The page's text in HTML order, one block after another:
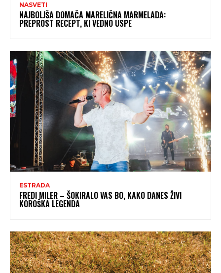
NASVETI
NAJBOLJŠA DOMAČA MARELIČNA MARMELADA:
PREPROST RECEPT, KI VEDNO USPE
ESTRADA
FREDI MILER – ŠOKIRALO VAS BO, KAKO DANES ŽIVI
KOROŠKA LEGENDA